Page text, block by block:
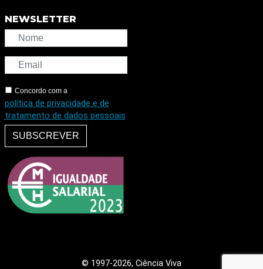
NEWSLETTER
Concordo com a
política de privacidade e de
tratamento de dados pessoais
SUBSCREVER
© 1997-2026, Ciência Viva